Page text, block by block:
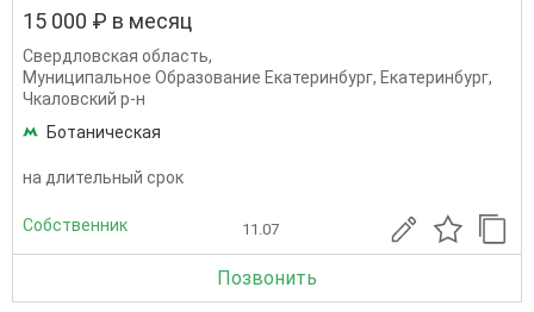
15 000 ₽ в месяц
Свердловская область,
Муниципальное Образование Екатеринбург, Екатеринбург,
Чкаловский р-н
Ботаническая
на длительный срок
Собственник 11.07
Позвонить